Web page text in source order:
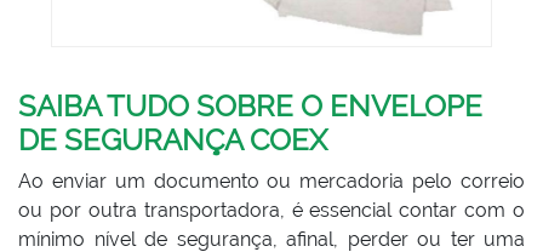
SAIBA TUDO SOBRE O ENVELOPE
DE SEGURANÇA COEX
Ao enviar um documento ou mercadoria pelo correio
ou por outra transportadora, é essencial contar com o
mínimo nível de segurança, afinal, perder ou ter uma